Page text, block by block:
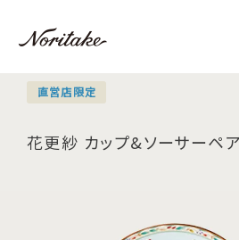
直営店限定
花更紗 カップ&ソーサーペ